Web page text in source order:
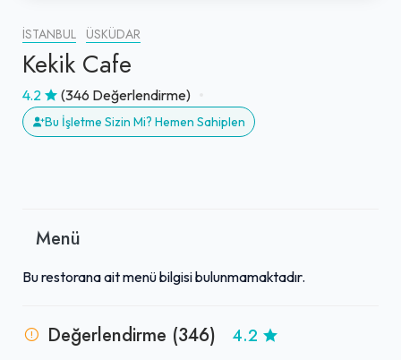
İSTANBUL ÜSKÜDAR
Kekik Cafe
4.2 (346 Değerlendirme)
Bu İşletme Sizin Mi? Hemen Sahiplen
Menü
Bu restorana ait menü bilgisi bulunmamaktadır.
Değerlendirme (346) 4.2